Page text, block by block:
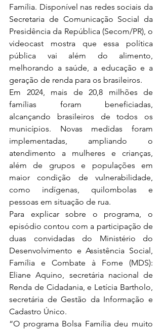
Família. Disponível nas redes sociais da
Secretaria de Comunicação Social da
Presidência da República (Secom/PR), o
videocast mostra que essa política
pública vai além do alimento,
melhorando a saúde, a educação e a
geração de renda para os brasileiros.
Em 2024, mais de 20,8 milhões de
famílias foram beneficiadas,
alcançando brasileiros de todos os
municípios. Novas medidas foram
implementadas, ampliando o
atendimento a mulheres e crianças,
além de grupos e populações em
maior condição de vulnerabilidade,
como indígenas, quilombolas e
pessoas em situação de rua.
Para explicar sobre o programa, o
episódio contou com a participação de
duas convidadas do Ministério do
Desenvolvimento e Assistência Social,
Família e Combate à Fome (MDS):
Eliane Aquino, secretária nacional de
Renda de Cidadania, e Letícia Bartholo,
secretária de Gestão da Informação e
Cadastro Único.
“O programa Bolsa Família deu muito